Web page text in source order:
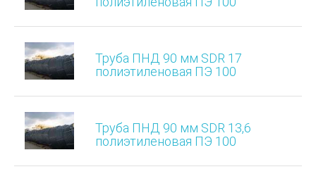
Труба ПНД 90 мм SDR 17
полиэтиленовая ПЭ 100
Труба ПНД 90 мм SDR 13,6
полиэтиленовая ПЭ 100